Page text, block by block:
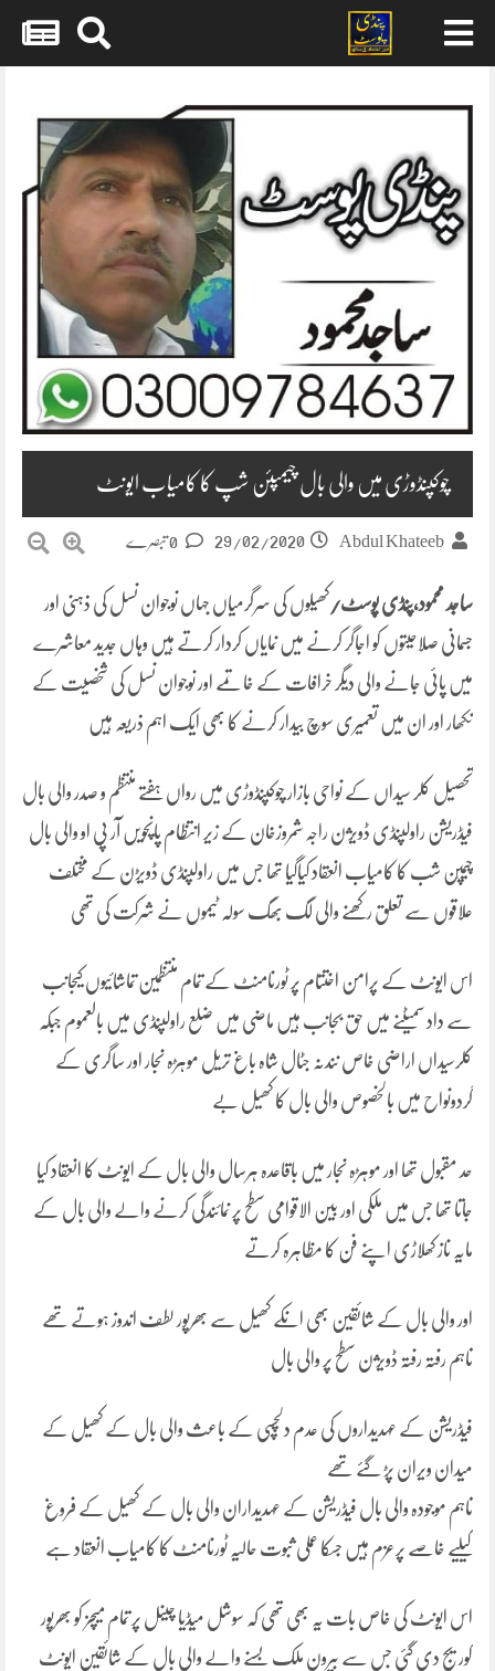
content
چوکپنڈوڑی میں والی بال چیمپئن شپ کا کامیاب ایونٹ
Abdul Khateeb
29/02/2020
ساجد محمود،پنڈی پوسٹ/ کھیلوں کی سرگرمیاں جہاں نوجوان نسل کی ذہنی اور
جسمانی صلاحیتوں کو اجاگر کرنے میں نمایاں کردار کرتے ہیں وہاں جدید معاشرے
میں پائی جانے والی دیگر خرافات کے خاتمے اور نوجوان نسل کی شخصیت کے
نکھار اور ان میں تعمیری سوچ بیدار کرنے کا بھی ایک اہم ذریعہ ہیں
تحصیل کلر سیداں کے نواحی بازار چوکپنڈوڑی میں رواں ہفتے منتظم و صدر والی بال
فیڈریشن راولپنڈی ڈویژن راجہ شمروزخان کے زیر انتظام پانچویں آر پی او والی بال
چیمپٗن شب کا کامیاب انعقاد کیاگیا تھا جس میں راولپنڈی ڈویڑن کے مختلف
علاقوں سے تعلق رکھنے والی لگ بھگ سولہ ٹیموں نے شرکت کی تھی
اس ایونٹ کے پرامن اختتام پر ٹورنامنٹ کے تمام منتظمین تماشائیوں کیجانب
سے داد سمیٹنے میں حق بجانب ہیں ماضی میں ضلع راولپنڈی میں بالعموم جبکہ
کلرسیداں اراضی خاص نندنہ جٹال شاہ باغ تریل موہڑہ نجار اور ساگری کے
گردونواح میں بالخصوص والی بال کا کھیل بے
حد مقبول تھا اور موہڑہ نجار میں باقاعدہ ہرسال والی بال کے ایونٹ کا انعقاد کیا
جاتا تھا جس میں ملکی اور بین الاقوامی سطح پر نمائندگی کرنے والے والی بال کے
مایہ ناز کھلاڑی اپنے فن کا مظاہرہ کرتے
اور والی بال کے شائقین بھی انکے کھیل سے بھرپور لطف اندوز ہوتے تھے
تاہم رفتہ رفتہ ڈویژن سطح پر والی بال
فیڈریشن کے عہدیداروں کی عدم دلچسپی کے باعث والی بال کے کھیل کے
میدان ویران پڑ گئے تھے
تاہم موجودہ والی بال فیڈریشن کے عہدیداران والی بال کے کھیل کے فروغ
کیلیے خاصے پرعزم ہیں جسکا عملی ثبوت حالیہ ٹورنامنٹ کا کامیاب انعقاد ہے
اس ایونٹ کی خاص بات یہ بھی تھی کہ سوشل میڈیا چینل پر تمام میچز کو بھرپور
کوریج دی گئی جس سے بیرون ملک بسنے والے والی بال کے شائقین ایونٹ